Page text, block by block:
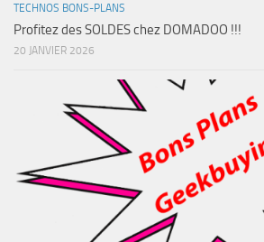
TECHNOS BONS-PLANS
Profitez des SOLDES chez DOMADOO !!!
20 JANVIER 2026